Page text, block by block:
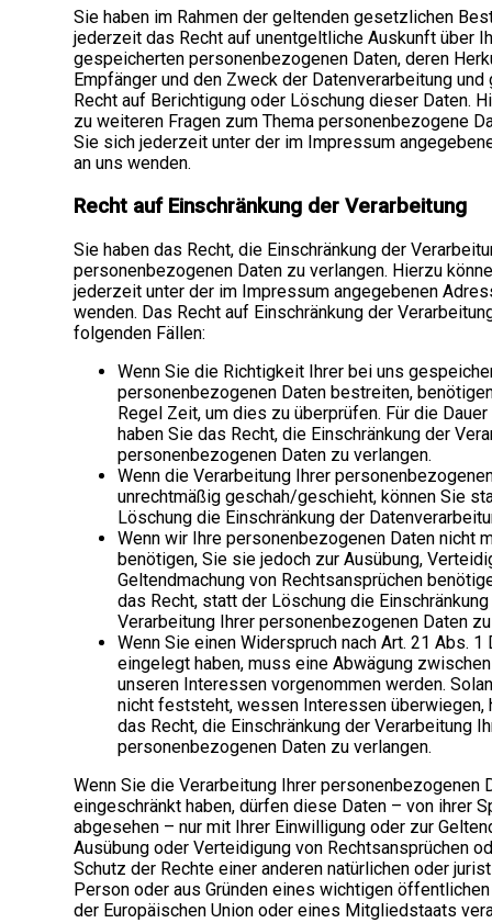
Sie haben im Rahmen der geltenden gesetzlichen
jederzeit das Recht auf unentgeltliche Auskunft über
gespeicherten personenbezogenen Daten, deren
Empfänger und den Zweck der Datenverarbeitung und
Recht auf Berichtigung oder Löschung dieser Daten.
zu weiteren Fragen zum Thema personenbezogene
Sie sich jederzeit unter der im Impressum
an uns wenden.
Recht auf Einschränkung der Verarbeitung
Sie haben das Recht, die Einschränkung der
personenbezogenen Daten zu verlangen. Hierzu
jederzeit unter der im Impressum angegebenen
wenden. Das Recht auf Einschränkung der
folgenden Fällen:
Wenn Sie die Richtigkeit Ihrer bei uns
personenbezogenen Daten bestreiten,
Regel Zeit, um dies zu überprüfen. Für die
haben Sie das Recht, die Einschränkung der
personenbezogenen Daten zu verlangen.
Wenn die Verarbeitung Ihrer
unrechtmäßig geschah/geschieht, können Sie
Löschung die Einschränkung der
Wenn wir Ihre personenbezogenen Daten nicht
benötigen, Sie sie jedoch zur Ausübung,
Geltendmachung von Rechtsansprüchen
das Recht, statt der Löschung die
Verarbeitung Ihrer personenbezogenen Daten
Wenn Sie einen Widerspruch nach Art. 21 Abs. 1
eingelegt haben, muss eine Abwägung
unseren Interessen vorgenommen werden.
nicht feststeht, wessen Interessen überwiegen,
das Recht, die Einschränkung der Verarbeitung
personenbezogenen Daten zu verlangen.
Wenn Sie die Verarbeitung Ihrer personenbezogenen
eingeschränkt haben, dürfen diese Daten – von ihrer
abgesehen – nur mit Ihrer Einwilligung oder zur
Ausübung oder Verteidigung von Rechtsansprüchen
Schutz der Rechte einer anderen natürlichen oder
Person oder aus Gründen eines wichtigen
der Europäischen Union oder eines Mitgliedstaats